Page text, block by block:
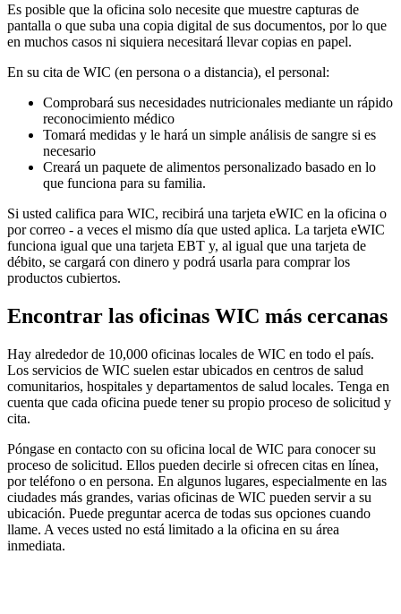
Es posible que la oficina solo necesite que muestre capturas de
pantalla o que suba una copia digital de sus documentos, por lo que
en muchos casos ni siquiera necesitará llevar copias en papel.
En su cita de WIC (en persona o a distancia), el personal:
Comprobará sus necesidades nutricionales mediante un rápido
reconocimiento médico
Tomará medidas y le hará un simple análisis de sangre si es
necesario
Creará un paquete de alimentos personalizado basado en lo
que funciona para su familia.
Si usted califica para WIC, recibirá una tarjeta eWIC en la oficina o
por correo - a veces el mismo día que usted aplica. La tarjeta eWIC
funciona igual que una tarjeta EBT y, al igual que una tarjeta de
débito, se cargará con dinero y podrá usarla para comprar los
productos cubiertos.
Encontrar las oficinas WIC más cercanas
Hay alrededor de 10,000 oficinas locales de WIC en todo el país.
Los servicios de WIC suelen estar ubicados en centros de salud
comunitarios, hospitales y departamentos de salud locales. Tenga en
cuenta que cada oficina puede tener su propio proceso de solicitud y
cita.
Póngase en contacto con su oficina local de WIC para conocer su
proceso de solicitud. Ellos pueden decirle si ofrecen citas en línea,
por teléfono o en persona. En algunos lugares, especialmente en las
ciudades más grandes, varias oficinas de WIC pueden servir a su
ubicación. Puede preguntar acerca de todas sus opciones cuando
llame. A veces usted no está limitado a la oficina en su área
inmediata.